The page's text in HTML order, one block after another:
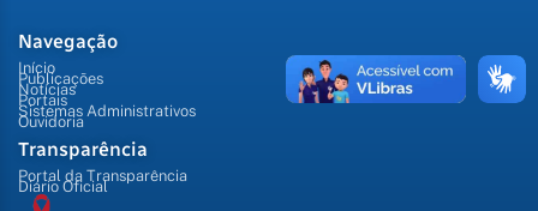
Navegação
Início
Publicações
Notícias
Portais
Sistemas Administrativos
Ouvidoria
Transparência
Portal da Transparência
Diário Oficial